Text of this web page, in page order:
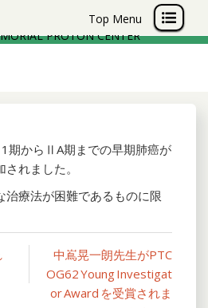
Top Menu
陽子線センター
PROTON CENTER
期からⅡA期までの早期肺癌が
れました。
療法が困難であるものに限
中嶌晃一朗先生がPTC
OG62 Young Investigat
or Award を受賞されま